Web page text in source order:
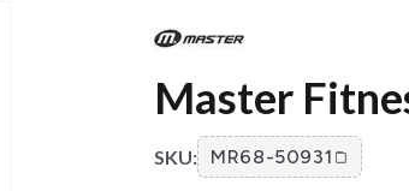
Master
SKU: MR68-50931